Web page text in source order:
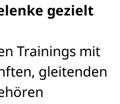
gezielt
Trainings mit
gleitenden